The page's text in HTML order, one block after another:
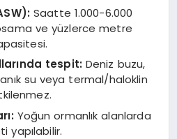
Saatte 1.000-6.000
ve yüzlerce metre
tespit: Deniz buzu,
su veya termal/haloklin
Yoğun ormanlık alanlarda
yapılabilir.